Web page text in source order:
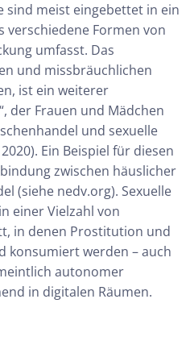
sind meist eingebettet in ein
verschiedene Formen von
umfasst. Das
und missbräuchlichen
ist ein weiterer
der Frauen und Mädchen
und sexuelle
Ein Beispiel für diesen
zwischen häuslicher
(siehe nedv.org). Sexuelle
einer Vielzahl von
in denen Prostitution und
konsumiert werden – auch
autonomer
in digitalen Räumen.